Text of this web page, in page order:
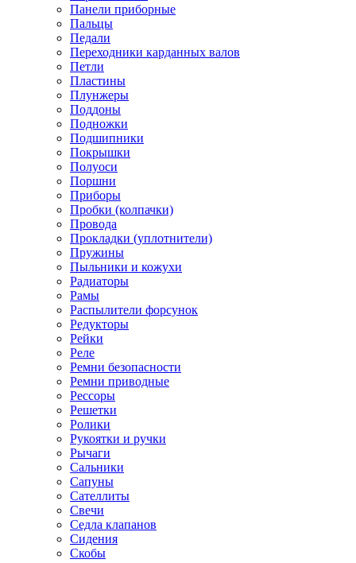
Панели приборные
Пальцы
Педали
Переходники карданных валов
Петли
Пластины
Плунжеры
Поддоны
Подножки
Подшипники
Покрышки
Полуоси
Поршни
Приборы
Пробки (колпачки)
Провода
Прокладки (уплотнители)
Пружины
Пыльники и кожухи
Радиаторы
Рамы
Распылители форсунок
Редукторы
Рейки
Реле
Ремни безопасности
Ремни приводные
Рессоры
Решетки
Ролики
Рукоятки и ручки
Рычаги
Сальники
Сапуны
Сателлиты
Свечи
Седла клапанов
Сидения
Скобы